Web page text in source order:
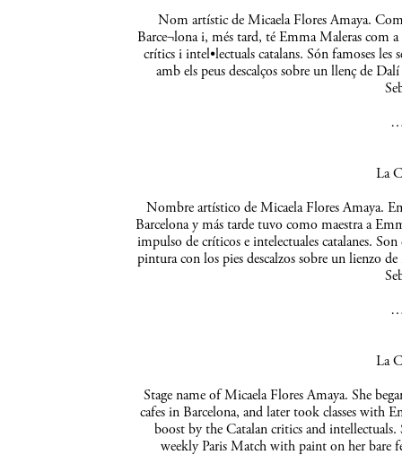
Nom artístic de Micaela Flores Amaya.
Barce¬lona i, més tard, té Emma Maleras com
crítics i intel•lectuals catalans. Són famoses
amb els peus descalços sobre un llenç de
La
Nombre artístico de Micaela Flores Amaya.
Barcelona y más tarde tuvo como maestra a
impulso de críticos e intelectuales catalanes.
pintura con los pies descalzos sobre un lienzo
La
Stage name of Micaela Flores Amaya. She
cafes in Barcelona, and later took classes with
boost by the Catalan critics and
weekly Paris Match with paint on her bare